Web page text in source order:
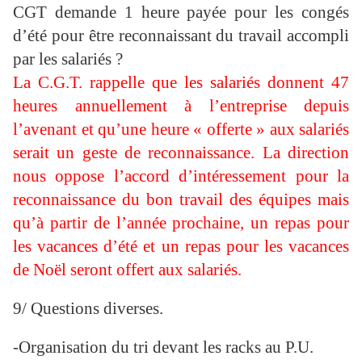
CGT demande 1 heure payée pour les congés
d’été pour être reconnaissant du travail accompli
par les salariés ?
La C.G.T. rappelle que les salariés donnent 47
heures annuellement à l’entreprise depuis
l’avenant et qu’une heure « offerte » aux salariés
serait un geste de reconnaissance. La direction
nous oppose l’accord d’intéressement pour la
reconnaissance du bon travail des équipes mais
qu’à partir de l’année prochaine, un repas pour
les vacances d’été et un repas pour les vacances
de Noël seront offert aux salariés.
9/ Questions diverses.
-Organisation du tri devant les racks au P.U.